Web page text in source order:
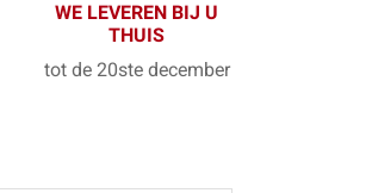
WE LEVEREN BIJ U
THUIS
tot de 20ste december